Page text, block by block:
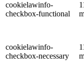
cookielawinfo-
checkbox-functional
cookielawinfo-
checkbox-necessary